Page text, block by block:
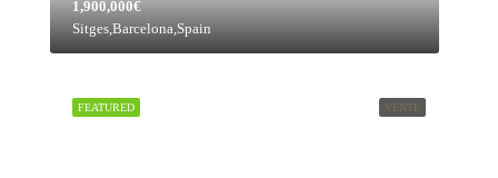
1,900,000€
Sitges,Barcelona,Spain
VENTE
FEATURED